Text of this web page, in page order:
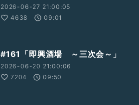
2026-06-27 21:00:05
4638
09:01
#161「即興酒場 ～三次会～」
2026-06-20 21:00:06
7204
09:50